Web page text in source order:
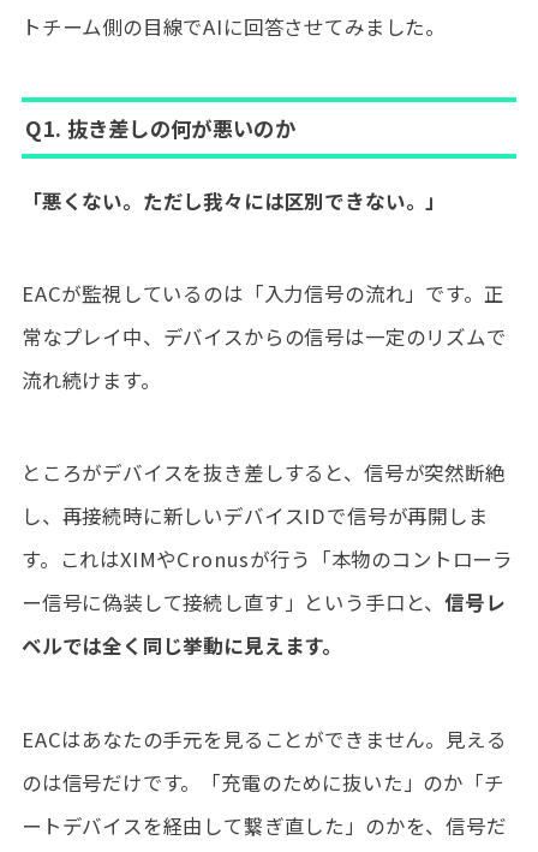
トチーム側の目線でAIに回答させてみました。
Q1. 抜き差しの何が悪いのか
「悪くない。ただし我々には区別できない。」
EACが監視しているのは「入力信号の流れ」です。正
常なプレイ中、デバイスからの信号は一定のリズムで
流れ続けます。
ところがデバイスを抜き差しすると、信号が突然断絶
し、再接続時に新しいデバイスIDで信号が再開しま
す。これはXIMやCronusが行う「本物のコントローラ
ー信号に偽装して接続し直す」という手口と、信号レ
ベルでは全く同じ挙動に見えます。
EACはあなたの手元を見ることができません。見える
のは信号だけです。「充電のために抜いた」のか「チ
ートデバイスを経由して繋ぎ直した」のかを、信号だ